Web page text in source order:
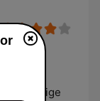
se erige